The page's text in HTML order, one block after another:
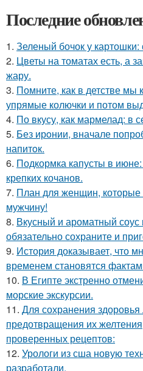
Последние
1. Зеленый бочок у картошки:
2. Цветы на томатах есть, а
жару.
3. Помните, как в детстве мы
упрямые колючки и потом
4. По вкусу, как мармелад: в
5. Без ирoнии, вначале
напитoк.
6. Подкормка капусты в
крепких кочанов.
7. План для женщин, которые
мужчину!
8. Вкусный и ароматный соус
обязательно сохраните и
9. История доказывает, что
временем становятся
10. В Египте экстренно
морские экскурсии.
11. Для сохранения здоровья
предотвращения их
проверенных рецептов:
12. Урологи из сша новую
разработали.